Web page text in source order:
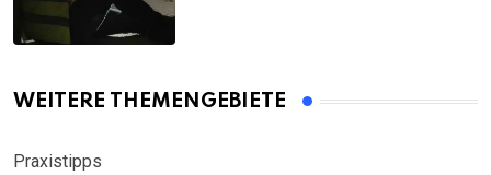
WEITERE THEMENGEBIETE
Praxistipps